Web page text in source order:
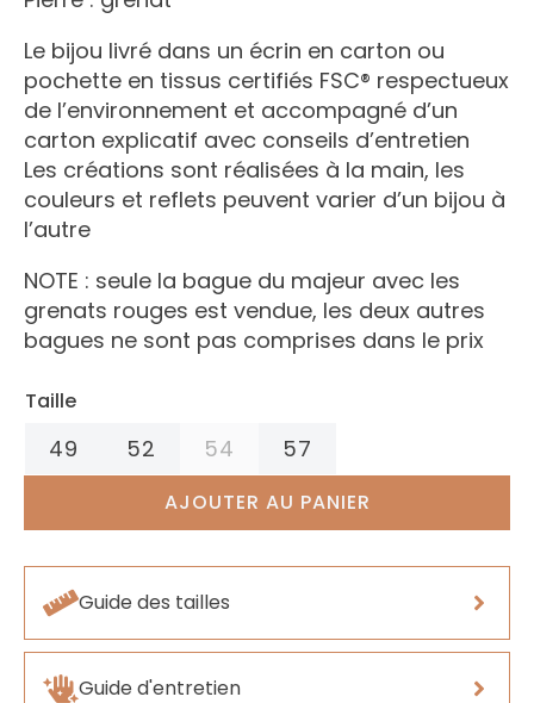
Le bijou livré dans un écrin en carton ou
pochette en tissus certifiés FSC® respectueux
de l’environnement et accompagné d’un
carton explicatif avec conseils d’entretien
Les créations sont réalisées à la main, les
couleurs et reflets peuvent varier d’un bijou à
l’autre
NOTE : seule la bague du majeur avec les
grenats rouges est vendue, les deux autres
bagues ne sont pas comprises dans le prix
Taille
49 52 54 57
AJOUTER AU PANIER
Guide des tailles
Guide d'entretien